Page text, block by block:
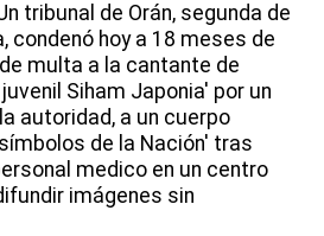
tribunal de Orán, segunda de
condenó hoy a 18 meses de
multa a la cantante de
Siham Japonia' por un
autoridad, a un cuerpo
de la Nación' tras
medico en un centro
imágenes sin